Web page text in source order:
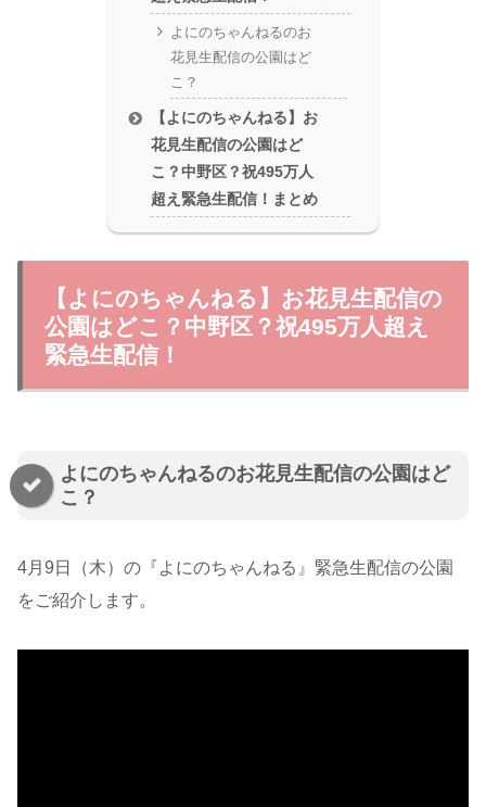
よにのちゃんねるのお
花見生配信の公園はど
こ？
【よにのちゃんねる】お
花見生配信の公園はど
こ？中野区？祝495万人
超え緊急生配信！まとめ
【よにのちゃんねる】お花見生配信の
公園はどこ？中野区？祝495万人超え
緊急生配信！
よにのちゃんねるのお花見生配信の公園はど
こ？
4月9日（木）の『よにのちゃんねる』緊急生配信の公園
をご紹介します。